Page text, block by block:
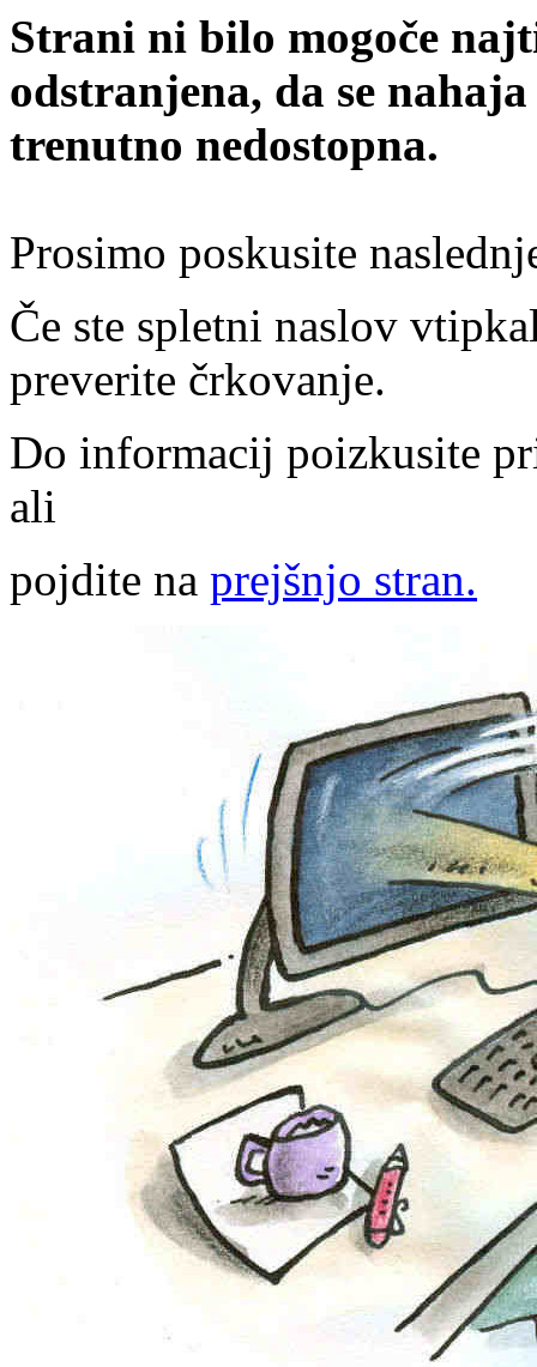
Strani ni bilo mogoče
odstranjena, da se
trenutno nedostopna.
Prosimo poskusite
Če ste spletni naslov
preverite črkovanje.
Do informacij poizkusite
ali
pojdite na prejšnjo stran.